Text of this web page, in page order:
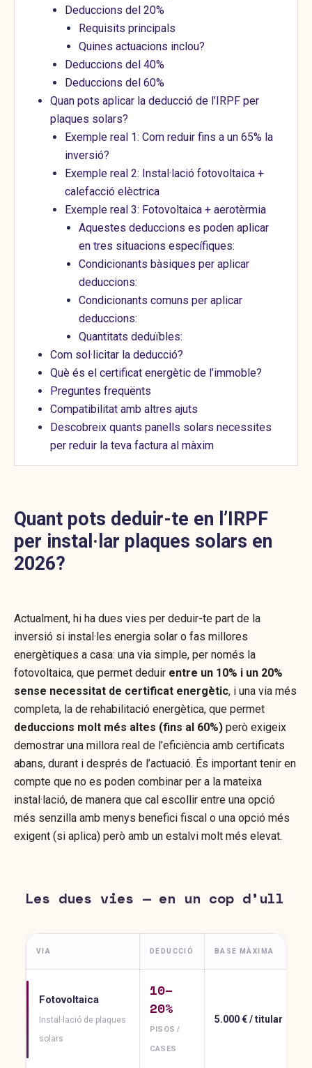
Deduccions del 20%
Requisits principals
Quines actuacions inclou?
Deduccions del 40%
Deduccions del 60%
Quan pots aplicar la deducció de l’IRPF per
plaques solars?
Exemple real 1: Com reduir fins a un 65% la
inversió?
Exemple real 2: Instal·lació fotovoltaica +
calefacció elèctrica
Exemple real 3: Fotovoltaica + aerotèrmia
Aquestes deduccions es poden aplicar
en tres situacions específiques:
Condicionants bàsiques per aplicar
deduccions:
Condicionants comuns per aplicar
deduccions:
Quantitats deduïbles:
Com sol·licitar la deducció?
Què és el certificat energètic de l’immoble?
Preguntes frequënts
Compatibilitat amb altres ajuts
Descobreix quants panells solars necessites
per reduir la teva factura al màxim
Quant pots deduir-te en l’IRPF
per instal·lar plaques solars en
2026?
Actualment, hi ha dues vies per deduir-te part de la
inversió si instal·les energia solar o fas millores
energètiques a casa: una via simple, per només la
fotovoltaica, que permet deduir entre un 10% i un 20%
sense necessitat de certificat energètic, i una via més
completa, la de rehabilitació energètica, que permet
deduccions molt més altes (fins al 60%) però exigeix
demostrar una millora real de l’eficiència amb certificats
abans, durant i després de l’actuació. És important tenir en
compte que no es poden combinar per a la mateixa
instal·lació, de manera que cal escollir entre una opció
més senzilla amb menys benefici fiscal o una opció més
exigent (si aplica) però amb un estalvi molt més elevat.
Les dues vies — en un cop d’ull
VIA DEDUCCIÓ BASE MÀXIMA
Fotovoltaica
Instal·lació de plaques
solars
10–
20%
PISOS /
CASES
5.000 € / titular